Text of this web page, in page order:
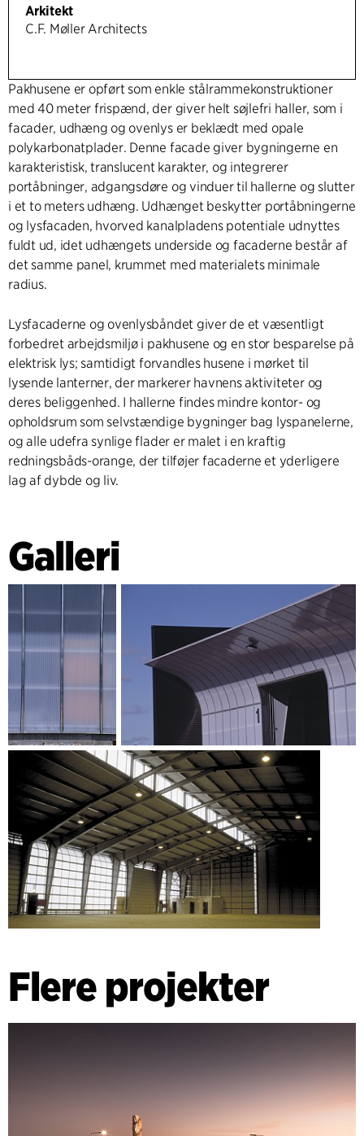
Arkitekt
C.F. Møller Architects
Pakhusene er opført som enkle stålrammekonstruktioner
med 40 meter frispænd, der giver helt søjlefri haller, som i
facader, udhæng og ovenlys er beklædt med opale
polykarbonatplader. Denne facade giver bygningerne en
karakteristisk, translucent karakter, og integrerer
portåbninger, adgangsdøre og vinduer til hallerne og slutter
i et to meters udhæng. Udhænget beskytter portåbningerne
og lysfacaden, hvorved kanalpladens potentiale udnyttes
fuldt ud, idet udhængets underside og facaderne består af
det samme panel, krummet med materialets minimale
radius.
Lysfacaderne og ovenlysbåndet giver de et væsentligt
forbedret arbejdsmiljø i pakhusene og en stor besparelse på
elektrisk lys; samtidigt forvandles husene i mørket til
lysende lanterner, der markerer havnens aktiviteter og
deres beliggenhed. I hallerne findes mindre kontor- og
opholdsrum som selvstændige bygninger bag lyspanelerne,
og alle udefra synlige flader er malet i en kraftig
redningsbåds-orange, der tilføjer facaderne et yderligere
lag af dybde og liv.
Galleri
Flere projekter